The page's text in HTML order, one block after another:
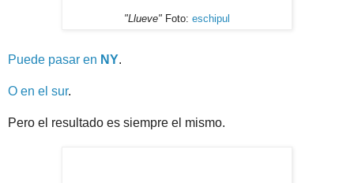
"Llueve" Foto: eschipul
Puede pasar en NY.
O en el sur.
Pero el resultado es siempre el mismo.